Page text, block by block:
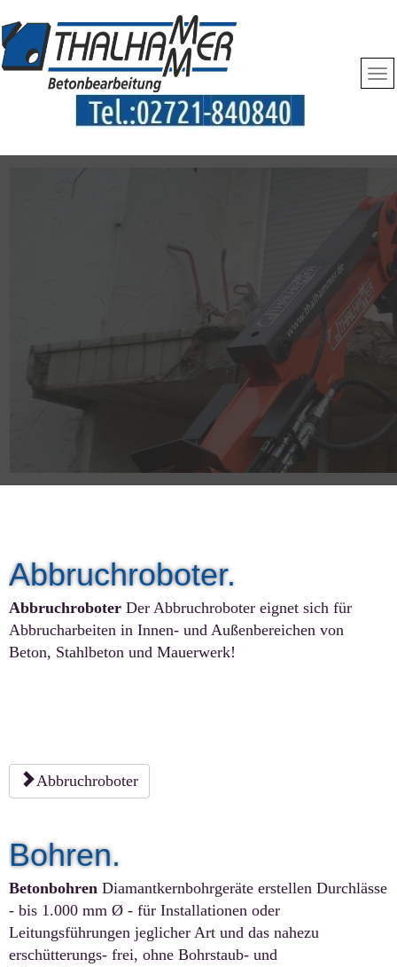
Abbruchroboter.
Abbruchroboter Der Abbruchroboter eignet sich für
Abbrucharbeiten in Innen- und Außenbereichen von
Beton, Stahlbeton und Mauerwerk!
Abbruchroboter
Bohren.
Betonbohren Diamantkernbohrgeräte erstellen Durchlässe
- bis 1.000 mm Ø - für Installationen oder
Leitungsführungen jeglicher Art und das nahezu
erschütterungs- frei, ohne Bohrstaub- und